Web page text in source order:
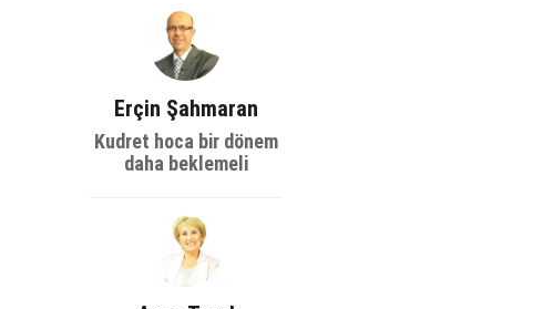
Erçin Şahmaran
Kudret hoca bir dönem
daha beklemeli